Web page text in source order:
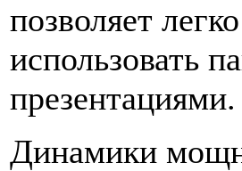
позволяет
использовать
презентациями.
Динамики